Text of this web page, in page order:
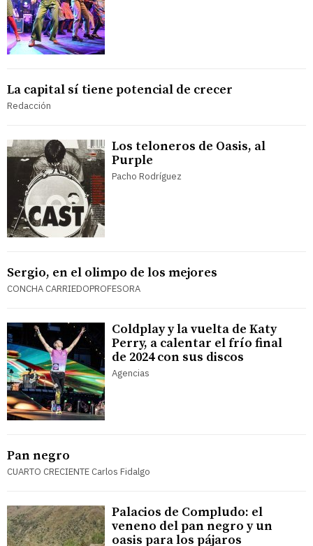
La capital sí tiene potencial de crecer
Redacción
Los teloneros de Oasis, al
Purple
Pacho Rodríguez
Sergio, en el olimpo de los mejores
CONCHA CARRIEDOPROFESORA
Coldplay y la vuelta de Katy
Perry, a calentar el frío final
de 2024 con sus discos
Agencias
Pan negro
CUARTO CRECIENTE Carlos Fidalgo
Palacios de Compludo: el
veneno del pan negro y un
oasis para los pájaros